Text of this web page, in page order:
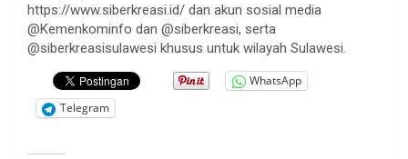
https://www.siberkreasi.id/ dan akun sosial media
@Kemenkominfo dan @siberkreasi, serta
@siberkreasisulawesi khusus untuk wilayah Sulawesi.
WhatsApp
Telegram